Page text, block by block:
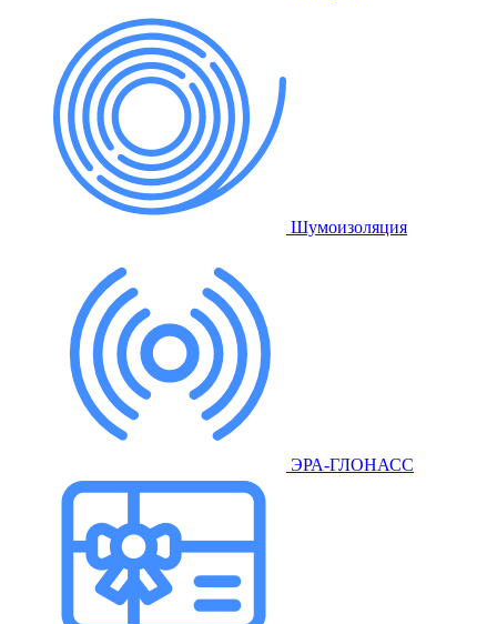
Шумоизоляция
ЭРА-ГЛОНАСС